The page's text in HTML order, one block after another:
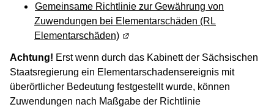
Gemeinsame Richtlinie zur Gewährung von
Zuwendungen bei Elementarschäden (RL
Elementarschäden) (Wird in einem neuen Fenster
Achtung! Erst wenn durch das Kabinett der Sächsischen
Staatsregierung ein Elementarschadensereignis mit
überörtlicher Bedeutung festgestellt wurde, können
Zuwendungen nach Maßgabe der Richtlinie